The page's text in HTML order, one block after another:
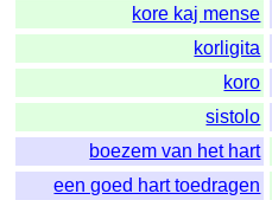
kore kaj mense
korligita
koro
sistolo
boezem van het hart
een goed hart toedragen